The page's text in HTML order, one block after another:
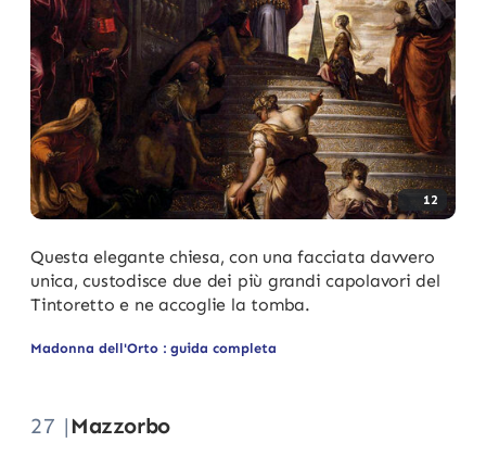
12
Questa elegante chiesa, con una facciata davvero
unica, custodisce due dei più grandi capolavori del
Tintoretto e ne accoglie la tomba.
Madonna dell'Orto : guida completa
27 |Mazzorbo